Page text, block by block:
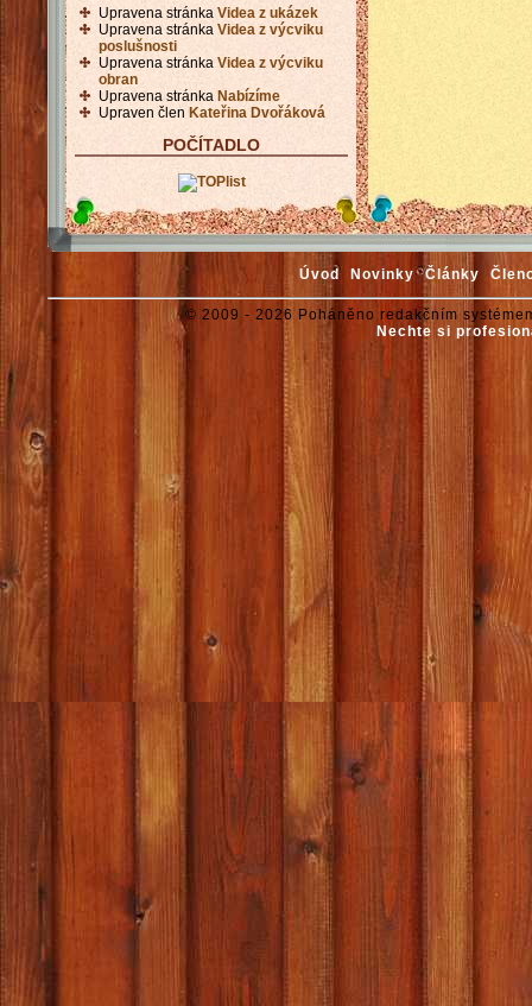
Upravena stránka Videa z ukázek
Upravena stránka Videa z výcviku
poslušnosti
Upravena stránka Videa z výcviku
obran
Upravena stránka Nabízíme
Upraven člen Kateřina Dvořáková
POČÍTADLO
Úvod Novinky Články
© 2009 - 2026 Poháněno redakčním
Nechte si